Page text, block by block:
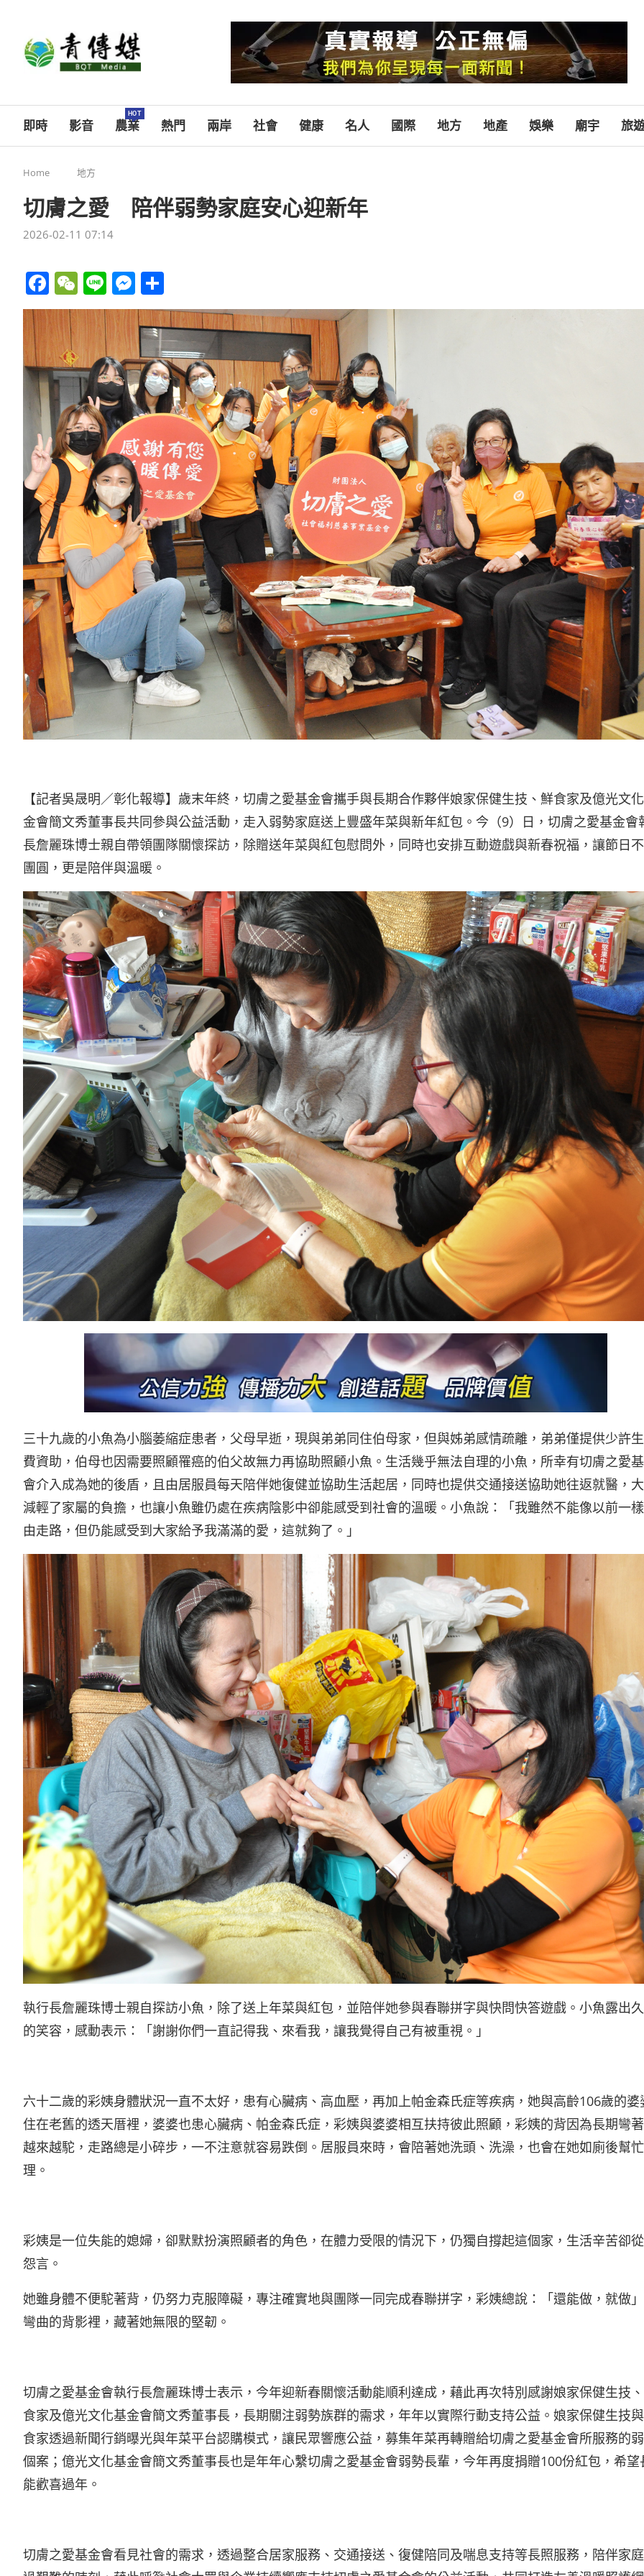
即時 影音 農業
HOT
熱門 兩岸 社會 健康 名人 國際 地方 地產 娛樂 廟宇 旅
Home 地方
切膚之愛 陪伴弱勢家庭安心迎新年
2026-02-11 07:14
Facebook
WeChat
LineMessenger
享
【記者吳晟明／彰化報導】歲末年終，切膚之愛基金會攜手與長期合作夥伴娘家保健生技、鮮食家及億光文
金會簡文秀董事長共同參與公益活動，走入弱勢家庭送上豐盛年菜與新年紅包。今（9）日，切膚之愛基金會
長詹麗珠博士親自帶領團隊關懷探訪，除贈送年菜與紅包慰問外，同時也安排互動遊戲與新春祝福，讓節日
團圓，更是陪伴與溫暖。
三十九歲的小魚為小腦萎縮症患者，父母早逝，現與弟弟同住伯母家，但與姊弟感情疏離，弟弟僅提供少許
費資助，伯母也因需要照顧罹癌的伯父故無力再協助照顧小魚。生活幾乎無法自理的小魚，所幸有切膚之愛
會介入成為她的後盾，且由居服員每天陪伴她復健並協助生活起居，同時也提供交通接送協助她往返就醫，
減輕了家屬的負擔，也讓小魚雖仍處在疾病陰影中卻能感受到社會的溫暖。小魚說：「我雖然不能像以前一
由走路，但仍能感受到大家給予我滿滿的愛，這就夠了。」
執行長詹麗珠博士親自探訪小魚，除了送上年菜與紅包，並陪伴她參與春聯拼字與快問快答遊戲。小魚露出
的笑容，感動表示：「謝謝你們一直記得我、來看我，讓我覺得自己有被重視。」
六十二歲的彩姨身體狀況一直不太好，患有心臟病、高血壓，再加上帕金森氏症等疾病，她與高齡106歲的婆
住在老舊的透天厝裡，婆婆也患心臟病、帕金森氏症，彩姨與婆婆相互扶持彼此照顧，彩姨的背因為長期彎
越來越駝，走路總是小碎步，一不注意就容易跌倒。居服員來時，會陪著她洗頭、洗澡，也會在她如廁後幫
理。
彩姨是一位失能的媳婦，卻默默扮演照顧者的角色，在體力受限的情況下，仍獨自撐起這個家，生活辛苦卻
怨言。
她雖身體不便駝著背，仍努力克服障礙，專注確實地與團隊一同完成春聯拼字，彩姨總說：「還能做，就做
彎曲的背影裡，藏著她無限的堅韌。
切膚之愛基金會執行長詹麗珠博士表示，今年迎新春關懷活動能順利達成，藉此再次特別感謝娘家保健生技
食家及億光文化基金會簡文秀董事長，長期關注弱勢族群的需求，年年以實際行動支持公益。娘家保健生技
食家透過新聞行銷曝光與年菜平台認購模式，讓民眾響應公益，募集年菜再轉贈給切膚之愛基金會所服務的
個案；億光文化基金會簡文秀董事長也是年年心繫切膚之愛基金會弱勢長輩，今年再度捐贈100份紅包，希望
能歡喜過年。
切膚之愛基金會看見社會的需求，透過整合居家服務、交通接送、復健陪同及喘息支持等長照服務，陪伴家